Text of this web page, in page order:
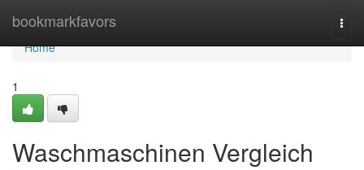
bookmarkfavors
Home
Home
1
Waschmaschinen Vergleich